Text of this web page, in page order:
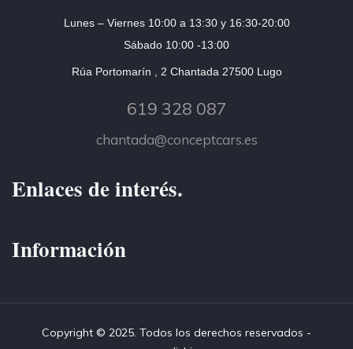
Lunes – Viernes 10:00 a 13:30 y 16:30-20:00
Sábado 10:00 -13:00
Rúa Portomarín , 2 Chantada 27500 Lugo
619 328 087
chantada@conceptcars.es
Enlaces de interés.
Información
Copyright © 2025. Todos los derechos reservados -